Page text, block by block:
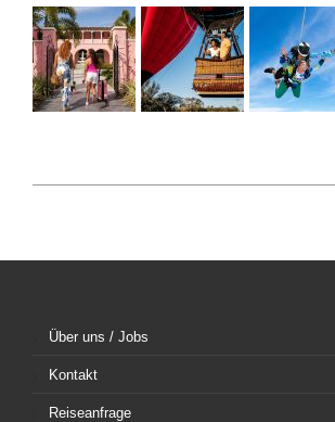
Über uns / Jobs
Kontakt
Reiseanfrage